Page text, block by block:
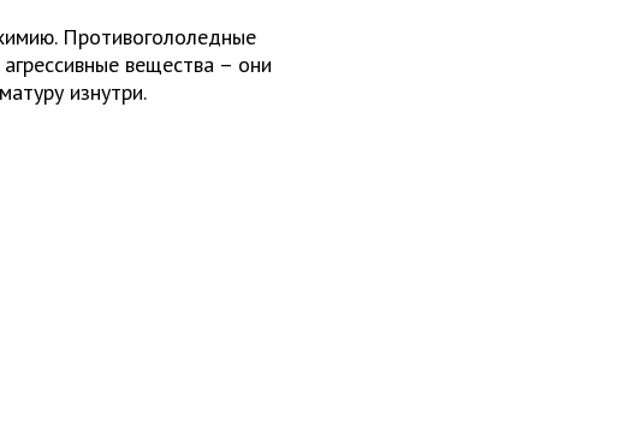
Противогололедные
вещества – они
изнутри.